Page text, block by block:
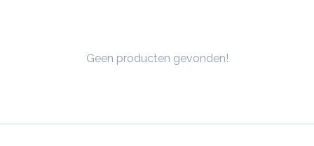
Geen producten gevonden!